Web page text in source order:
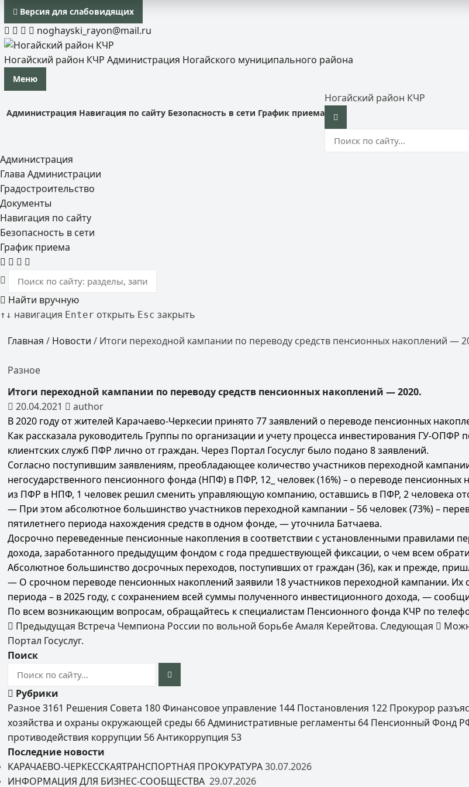
Версия для слабовидящих
noghayski_rayon@mail.ru
Ногайский район КЧР Администрация Ногайского муниципального района
Меню
Администрация Навигация по сайту Безопасность в сети График приема
Ногайский район КЧР
Администрация
Глава Администрации
Градостроительство
Документы
Навигация по сайту
Безопасность в сети
График приема
Найти вручную
↑ ↓ навигация Enter открыть Esc закрыть
Главная / Новости / Итоги переходной кампании по переводу средств пенсионных накоплений —
Разное
Итоги переходной кампании по переводу средств пенсионных накоплений — 2020.
20.04.2021
author
В 2020 году от жителей Карачаево-Черкесии принято 77 заявлений о переводе пенсионных
Как рассказала руководитель Группы по организации и учету процесса инвестирования ГУ-
клиентских служб ПФР лично от граждан. Через Портал Госуслуг было подано 8 заявлений.
Согласно поступившим заявлениям, преобладающее количество участников переходной
негосударственного пенсионного фонда (НПФ) в ПФР, 12_ человек (16%) – о переводе
из ПФР в НПФ, 1 человек решил сменить управляющую компанию, оставшись в ПФР, 2 человека
— При этом абсолютное большинство участников переходной кампании – 56 человек (73%) –
пятилетнего периода нахождения средств в одном фонде, — уточнила Батчаева.
Досрочно переведенные пенсионные накопления в соответствии с установленными правилами
дохода, заработанного предыдущим фондом с года предшествующей фиксации, о чем всем
Абсолютное большинство досрочных переходов, поступивших от граждан (36), как и прежде,
— О срочном переводе пенсионных накоплений заявили 18 участников переходной кампании. Их
периода – в 2025 году, с сохранением всей суммы полученного инвестиционного дохода, —
По всем возникающим вопросам, обращайтесь к специалистам Пенсионного фонда КЧР по
Предыдущая Встреча Чемпиона России по вольной борьбе Амаля Керейтова. Следующая
Портал Госуслуг.
Поиск
Рубрики
Разное3161 Решения Совета 180Финансовое управление 144 Постановления 122 Прокурор
хозяйства и охраны окружающей среды 66Административные регламенты 64 Пенсионный Фонд
противодействия коррупции 56Антикоррупция 53
Последние новости
КАРАЧАЕВО-ЧЕРКЕССКАЯТРАНСПОРТНАЯ ПРОКУРАТУРА30.07.2026
ИНФОРМАЦИЯ ДЛЯ БИЗНЕС-СООБЩЕСТВА 29.07.2026